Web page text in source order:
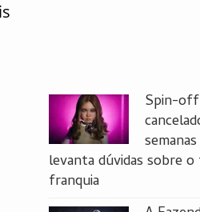
Spin-off
levanta dúvidas sobre
franquia